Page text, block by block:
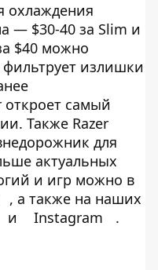
охлаждения
— $30-40 за Slim и
$40 можно
фильтрует излишки
откроет самый
Также Razer
для
актуальных
и игр можно в
, а также на наших
и Instagram .